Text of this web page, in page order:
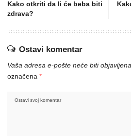
Kako otkriti da li će beba biti
zdrava?
Ostavi komentar
Vaša adresa e-pošte neće biti
označena *